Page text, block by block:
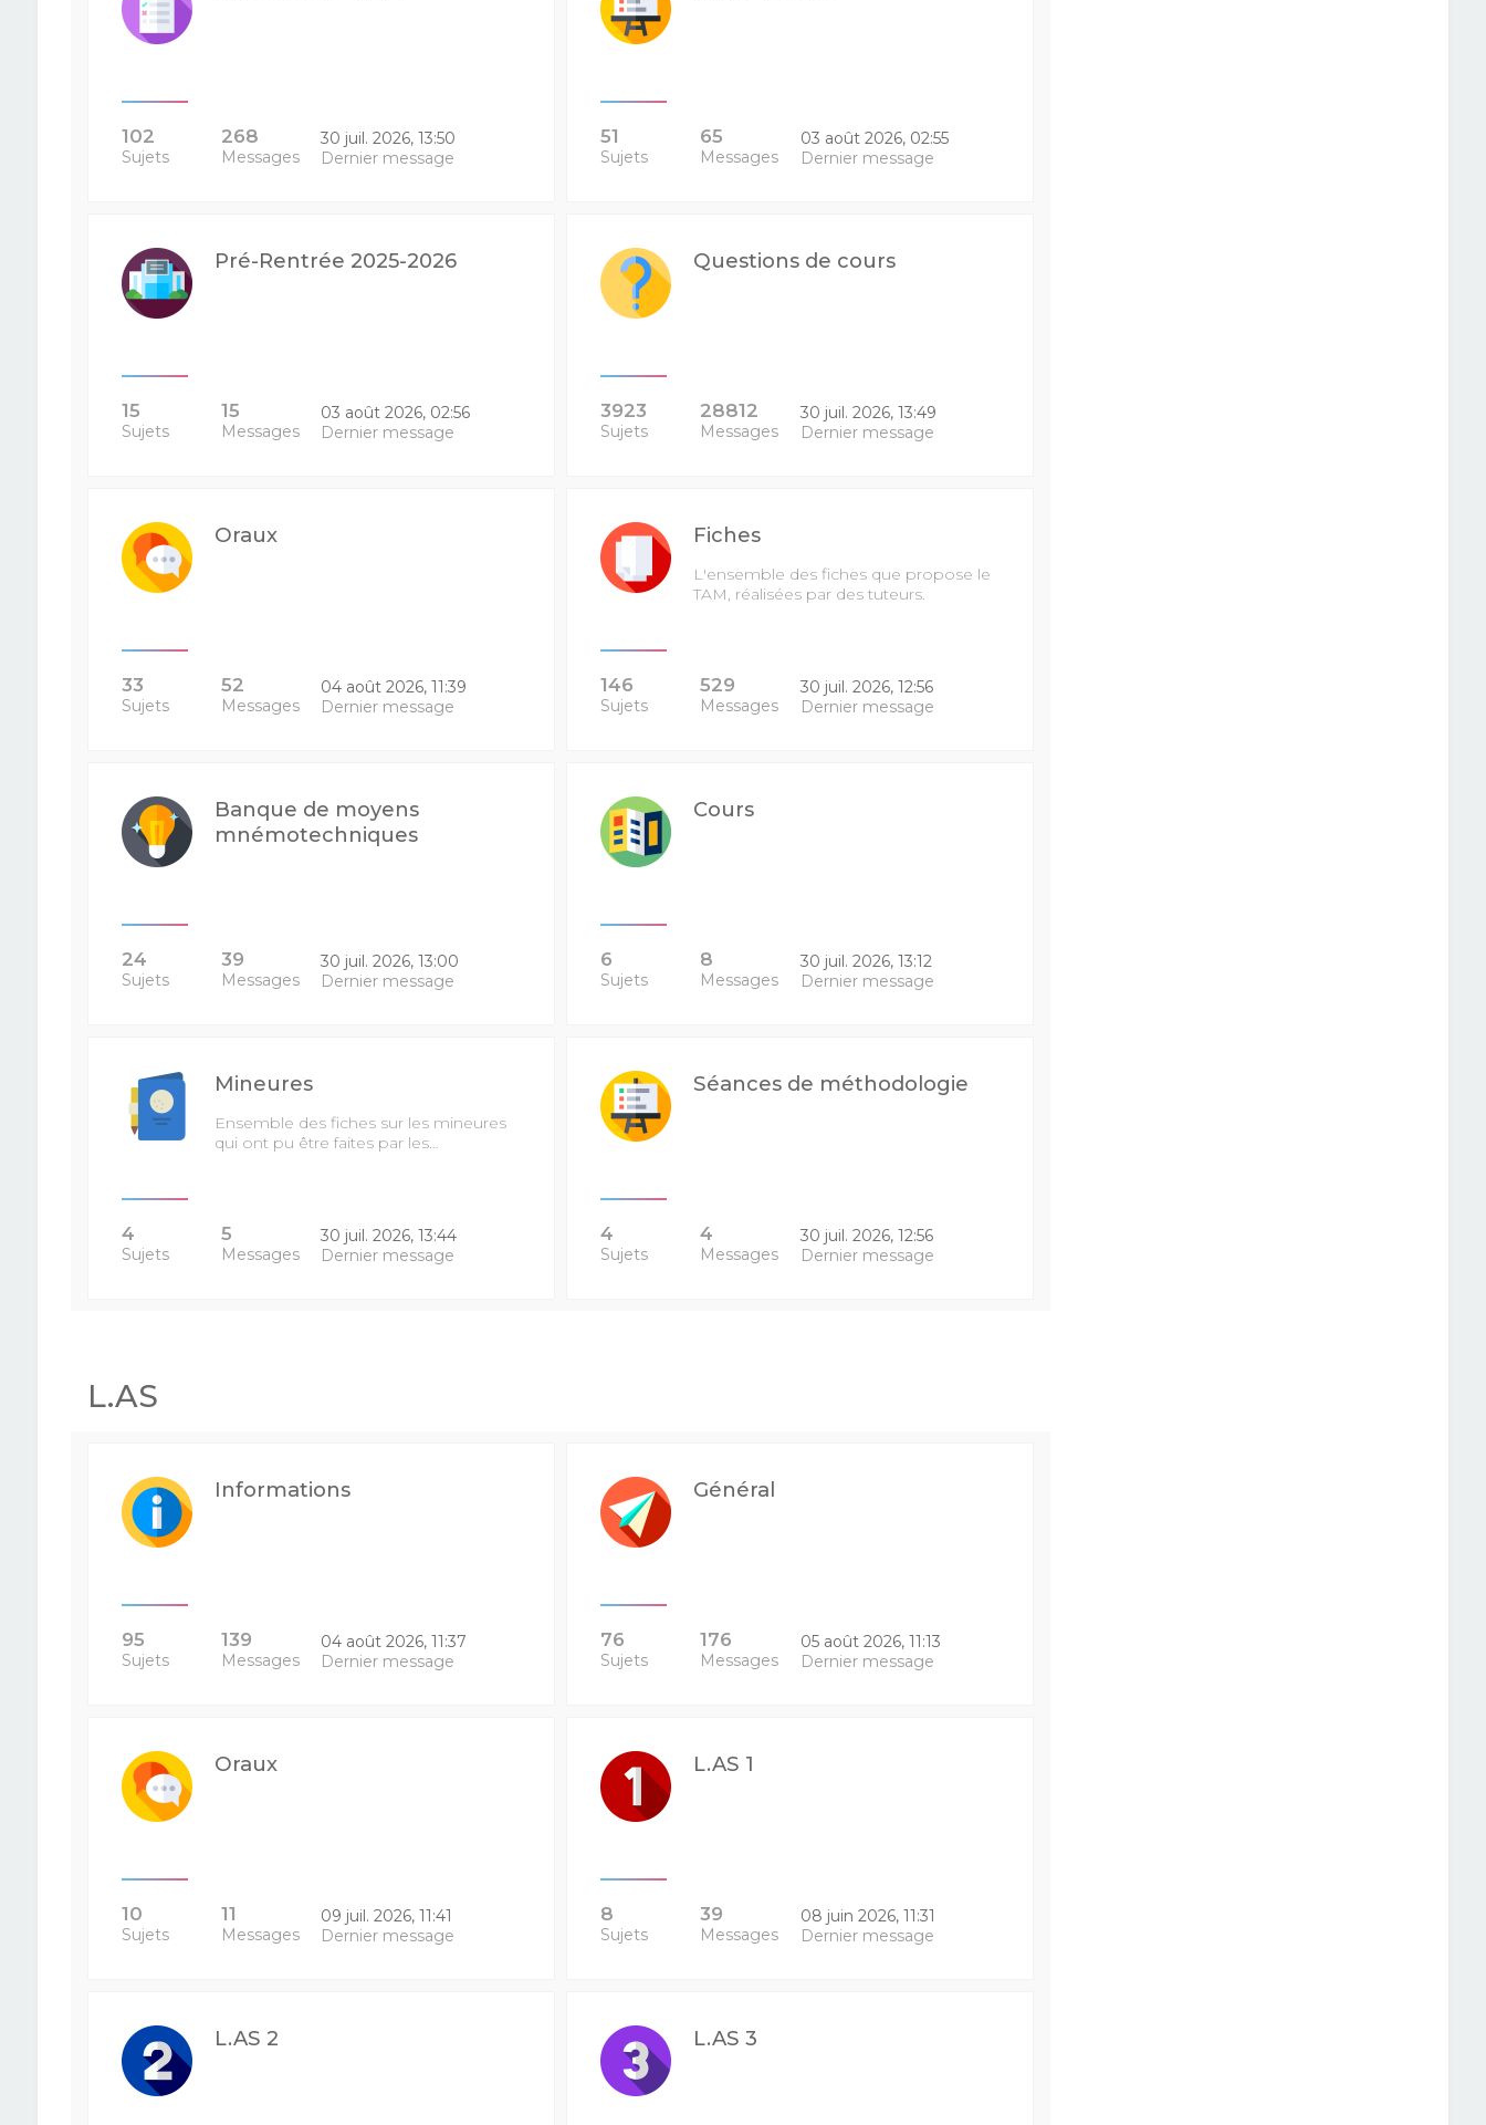
102
Sujets
268
Messages
30 juil. 2026, 13:50
Dernier message
51
Sujets
65
Messages
03 août 2026, 02:55
Dernier message
Pré-Rentrée 2025-2026
15
Sujets
15
Messages
03 août 2026, 02:56
Dernier message
Questions de cours
3923
Sujets
28812
Messages
30 juil. 2026, 13:49
Dernier message
Oraux
33
Sujets
52
Messages
04 août 2026, 11:39
Dernier message
Fiches
L'ensemble des fiches que propose le
TAM, réalisées par des tuteurs.
146
Sujets
529
Messages
30 juil. 2026, 12:56
Dernier message
Banque de moyens
mnémotechniques
24
Sujets
39
Messages
30 juil. 2026, 13:00
Dernier message
Cours
6
Sujets
8
Messages
30 juil. 2026, 13:12
Dernier message
Mineures
Ensemble des fiches sur les mineures
qui ont pu être faites par les…
4
Sujets
5
Messages
30 juil. 2026, 13:44
Dernier message
Séances de méthodologie
4
Sujets
4
Messages
30 juil. 2026, 12:56
Dernier message
L.AS
Informations
95
Sujets
139
Messages
04 août 2026, 11:37
Dernier message
Général
76
Sujets
176
Messages
05 août 2026, 11:13
Dernier message
Oraux
10
Sujets
11
Messages
09 juil. 2026, 11:41
Dernier message
L.AS 1
8
Sujets
39
Messages
08 juin 2026, 11:31
Dernier message
L.AS 2 L.AS 3